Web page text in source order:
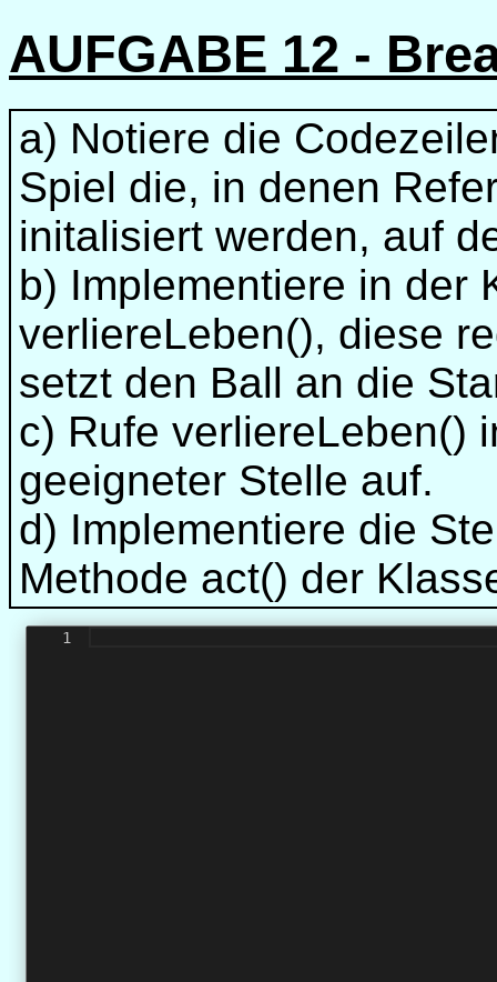
AUFGABE 12 -
a) Notiere die
Spiel die, in denen
initalisiert werden, auf
b) Implementiere in der
verliereLeben(), diese
setzt den Ball an die
c) Rufe verliereLeben()
geeigneter Stelle auf.
d) Implementiere die
Methode act() der